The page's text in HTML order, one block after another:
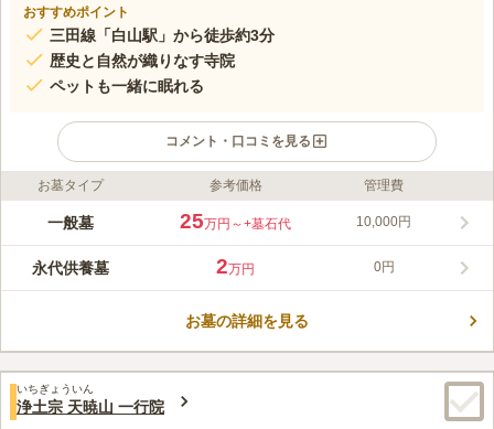
おすすめポイント
三田線「白山駅」から徒歩約3分
歴史と自然が織りなす寺院
ペットも一緒に眠れる
コメント・口コミを見る
ライフドット編集部のコメント
約380年の歴史を経た現在、都会の中で失いつつある木造建築、
ます。地下鉄「白山駅」より徒歩3分というアクセス良好な位置
にあります。水子の供養や、ペットの葬儀・供養も行っているお
この霊園はまだ誰からも評価されていません。
お墓タイプ 参考価格 管理費
一般墓 25万円～+墓石代 10,000円
永代供養墓 2万円 0円
お墓の詳細を見る
いちぎょういん
浄土宗 天暁山 一行院